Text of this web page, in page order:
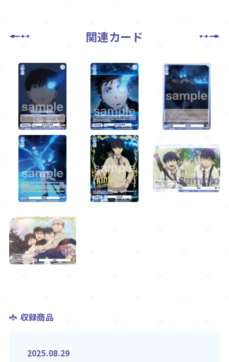
関連カード
収録商品
2025.08.29